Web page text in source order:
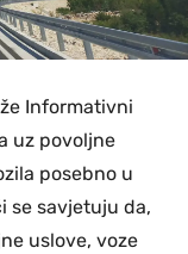
Informativni
uz povoljne
posebno u
se savjetuju da,
uslove, voze